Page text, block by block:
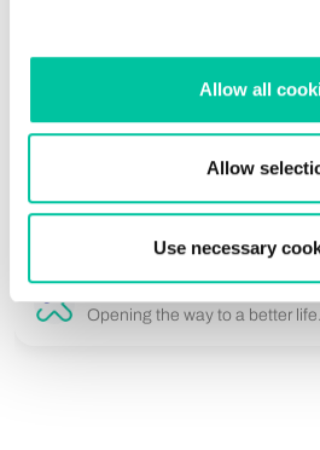
Allow all
Allow
Use necessary
electronic Cover inlays for
biometric documents
For eID and ePassport applications,
data while remaining durable, reliable
Opening the way to a better life.